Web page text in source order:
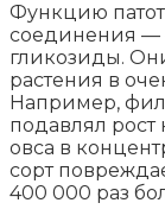
Функцию
соединения —
гликозиды.
растения в
Например,
подавлял
овса в
сорт
400 000 раз